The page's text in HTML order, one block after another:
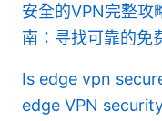
安全的VPN完整攻
南：寻找可靠的免
Is edge vpn
edge VPN